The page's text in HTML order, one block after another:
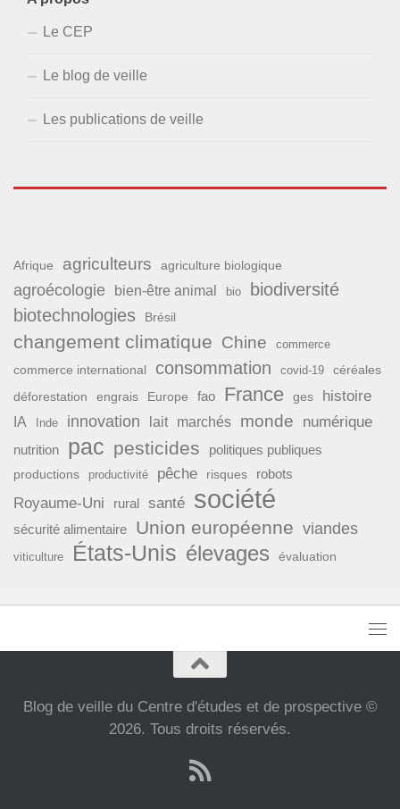
Le CEP
Le blog de veille
Les publications de veille
Afrique agriculteurs agriculture biologique
agroécologie bien-être animal bio
biodiversité
biotechnologies
Brésil
changement climatique Chine commerce
commerce international consommation covid-19 céréales
déforestation engrais Europe fao France ges histoire
IA Inde innovation lait marchés monde numérique
nutrition pac pesticides politiques publiques
productions productivité pêche risques robots
Royaume-Uni rural santé société
sécurité alimentaire Union européenne viandes
viticulture États-Unis élevages évaluation
Blog de veille du Centre d'études et de prospective ©
2026. Tous droits réservés.